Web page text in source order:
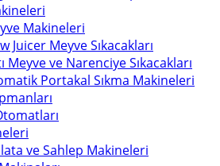
Makineleri
Juicer Meyve Sıkacakları
Meyve ve Narenciye Sıkacakları
Portakal Sıkma Makineleri
ve Sahlep Makineleri